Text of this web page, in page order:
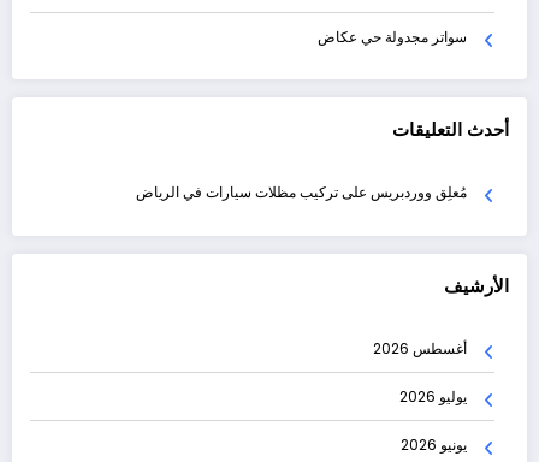
سواتر مجدولة حي عكاض
أحدث التعليقات
مُعلِق ووردبريس علىتركيب مظلات سيارات في الرياض
الأرشيف
أغسطس 2026
يوليو 2026
يونيو 2026